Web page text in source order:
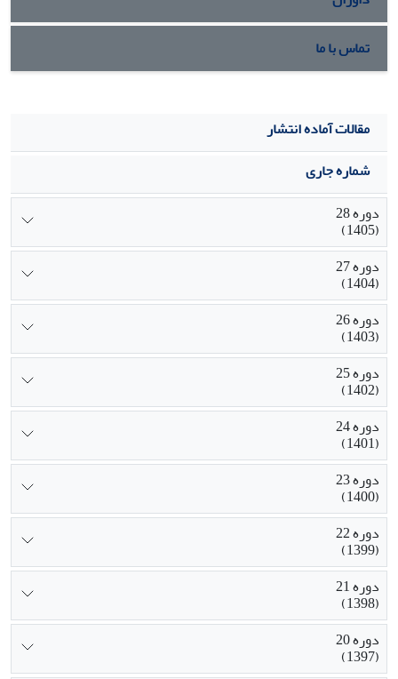
تماس با ما
مقالات آماده انتشار
شماره جاری
دوره 28
(1405)
دوره 27
(1404)
دوره 26
(1403)
دوره 25
(1402)
دوره 24
(1401)
دوره 23
(1400)
دوره 22
(1399)
دوره 21
(1398)
دوره 20
(1397)